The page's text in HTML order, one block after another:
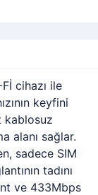
cihazı ile
keyfini
kablosuz
alanı sağlar.
sadece SIM
tadını
ve 433Mbps